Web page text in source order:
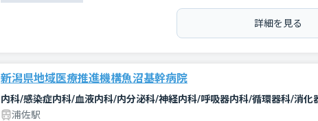
詳細を見る
新潟県地域医療推進機構魚沼基幹病院
浦佐駅